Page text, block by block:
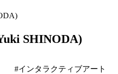
SHINODA)
インタラクティブアート